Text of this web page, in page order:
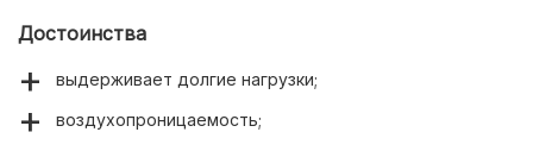
Достоинства
выдерживает долгие нагрузки;
воздухопроницаемость;